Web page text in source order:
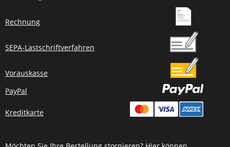
Rechnung
SEPA-Lastschriftverfahren
Vorauskasse
PayPal
Kreditkarte